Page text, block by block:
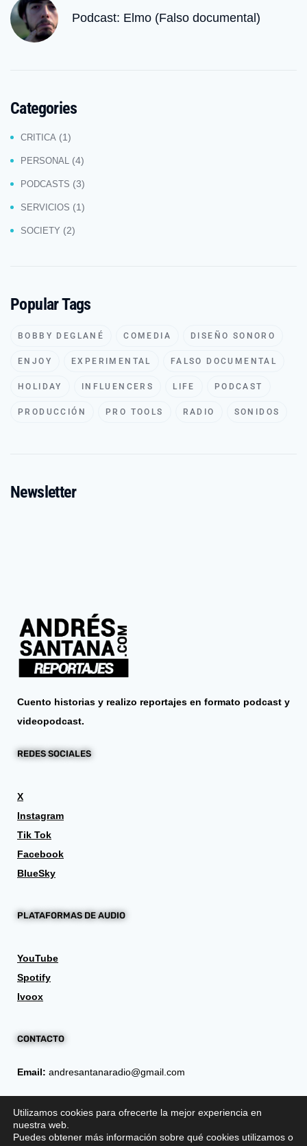
Podcast: Elmo (Falso documental)
Categories
CRITICA (1)
PERSONAL (4)
PODCASTS (3)
SERVICIOS (1)
SOCIETY (2)
Popular Tags
BOBBY DEGLANÉ COMEDIA DISEÑO SONORO
ENJOY EXPERIMENTAL FALSO DOCUMENTAL
HOLIDAY INFLUENCERS LIFE PODCAST
PRODUCCIÓN PRO TOOLS RADIO SONIDOS
Newsletter
Cuento historias y realizo reportajes en formato podcast y
videopodcast.
REDES SOCIALES
X
Instagram
Tik Tok
Facebook
BlueSky
PLATAFORMAS DE AUDIO
YouTube
Spotify
Ivoox
CONTACTO
Email: andresantanaradio@gmail.com
Utilizamos cookies para ofrecerte la mejor experiencia en
nuestra web.
Puedes obtener más información sobre qué cookies utilizamos o